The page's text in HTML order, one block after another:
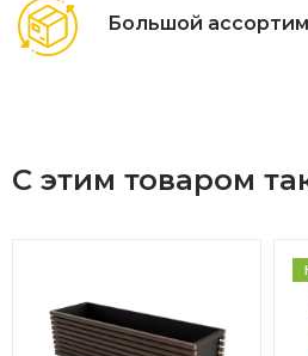
Большой
С этим товаром